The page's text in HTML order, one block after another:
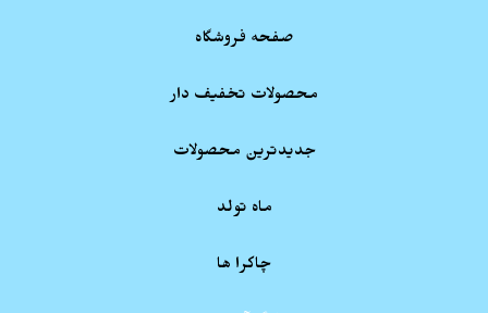
صفحه فروشگاه
محصولات تخفیف دار
جدیدترین محصولات
ماه تولد
چاکرا ها